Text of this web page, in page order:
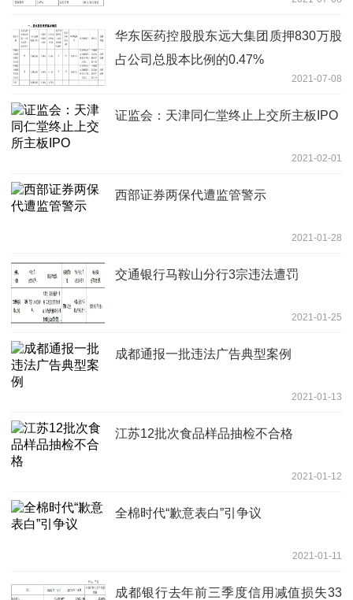
华东医药控股股东远大集团质押830万股
占公司总股本比例的0.47%
2021-07-08
证监会：天津同仁堂终止上交所主板IPO
2021-02-01
西部证券两保代遭监管警示
2021-01-28
交通银行马鞍山分行3宗违法遭罚
2021-01-25
成都通报一批违法广告典型案例
2021-01-13
江苏12批次食品样品抽检不合格
2021-01-12
全棉时代“歉意表白”引争议
2021-01-11
成都银行去年前三季度信用减值损失33